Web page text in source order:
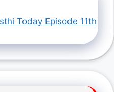
Today Episode 11th